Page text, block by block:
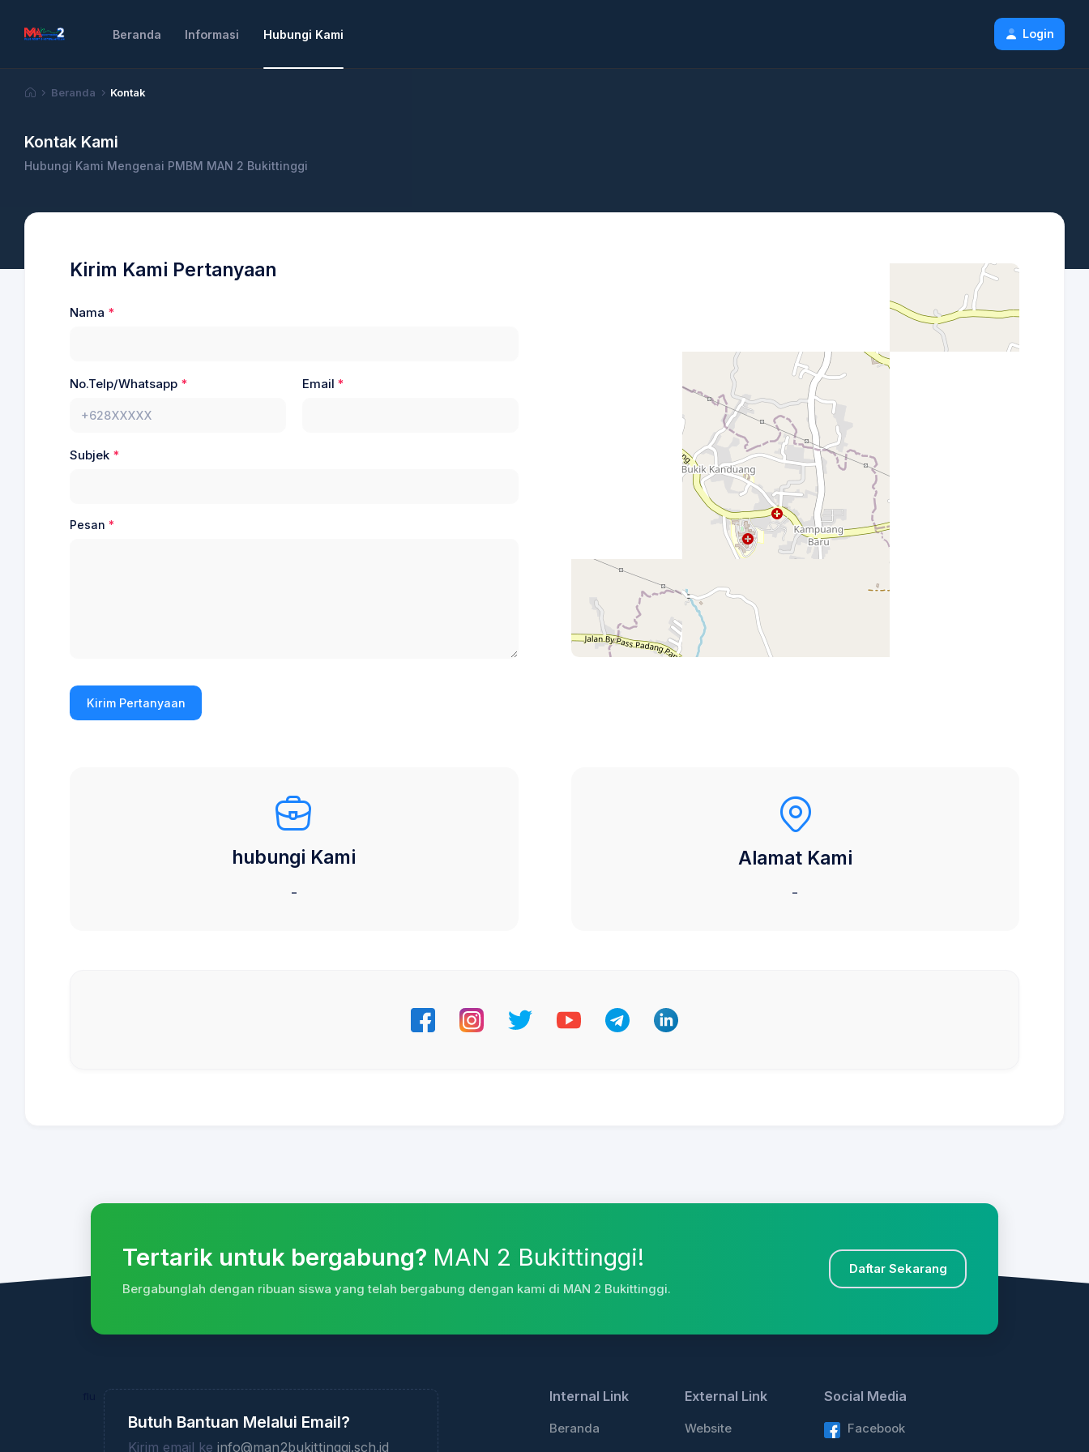
Beranda Informasi Hubungi Kami Login
Beranda Kontak
Kontak Kami
Hubungi Kami Mengenai PMBM MAN 2 Bukittinggi
Kirim Kami Pertanyaan
Nama
No.Telp/Whatsapp Email
Subjek
Pesan
Kirim Pertanyaan
+−
hubungi Kami
-
Alamat Kami
-
Tertarik untuk bergabung? MAN 2 Bukittinggi!
Bergabunglah dengan ribuan siswa yang telah bergabung dengan kami di MAN 2 Bukittinggi.
Daftar Sekarang
Butuh Bantuan Melalui Email?
Kirim email ke info@man2bukittinggi.sch.id
Internal Link
Beranda
External Link
Website
Social Media
Facebook